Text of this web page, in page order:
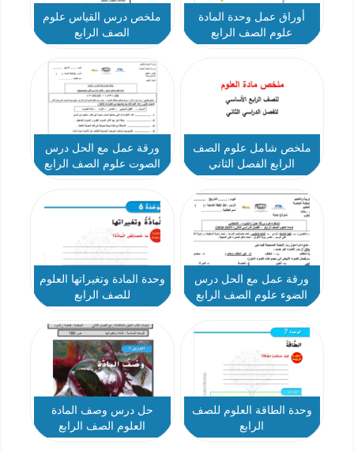
أوراق عمل وحدة المادة
علوم الصف الرابع
ملخص درس القياس علوم
الصف الرابع
ملخص شامل علوم الصف
الرابع الفصل الثاني
ورقة عمل مع الحل درس
الصوت علوم الصف الرابع
ورقة عمل مع الحل درس
الضوء علوم الصف الرابع
وحدة المادة وتغيراتها العلوم
للصف الرابع
وحدة الطاقة العلوم للصف
الرابع
حل درس وصف المادة
العلوم الصف الرابع